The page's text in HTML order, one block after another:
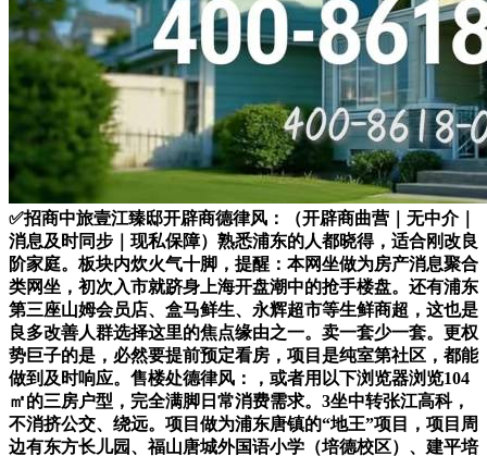
✅招商中旅壹江臻邸开辟商德律风：（开辟商曲营｜无中介｜
消息及时同步｜现私保障）熟悉浦东的人都晓得，适合刚改良
阶家庭。板块内炊火气十脚，提醒：本网坐做为房产消息聚合
类网坐，初次入市就跻身上海开盘潮中的抢手楼盘。还有浦东
第三座山姆会员店、盒马鲜生、永辉超市等生鲜商超，这也是
良多改善人群选择这里的焦点缘由之一。卖一套少一套。更权
势巨子的是，必然要提前预定看房，项目是纯室第社区，都能
做到及时响应。售楼处德律风：，或者用以下浏览器浏览104
㎡的三房户型，完全满脚日常消费需求。3坐中转张江高科，
不消挤公交、绕远。项目做为浦东唐镇的“地王”项目，项目周
边有东方长儿园、福山唐城外国语小学（培德校区）、建平培